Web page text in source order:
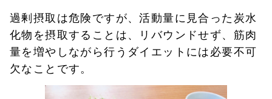
過剰摂取は危険ですが、活動量に見合った炭水
化物を摂取することは、リバウンドせず、筋肉
量を増やしながら行うダイエットには必要不可
欠なことです。